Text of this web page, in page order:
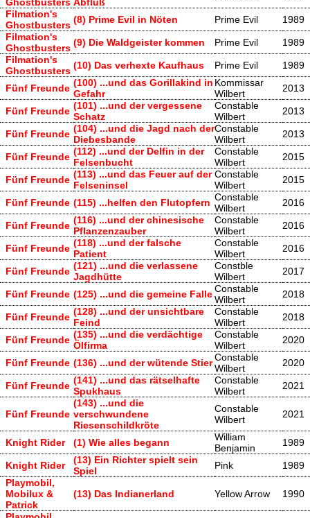
Filmation's
Ghostbusters (8) Prime Evil in Nöten Prime Evil
1989
Filmation's
Ghostbusters (9) Die Waldgeister kommen Prime Evil
1989
Filmation's
Ghostbusters (10) Das verhexte Kaufhaus Prime Evil 1989
Fünf Freunde (100) ...und das Gorillakind in
Gefahr
Kommissar
Wilbert
2013
Fünf Freunde (101) ...und der vergessene
Schatz
Constable
Wilbert
2013
Fünf Freunde (104) ...und die Jagd nach der
Diebesbande
Constable
Wilbert
2013
Fünf Freunde (112) ...und der Delfin in der
Felsenbucht
Constable
Wilbert
2015
Fünf Freunde (113) ...und das Feuer auf der
Felseninsel
Constable
Wilbert
2015
Fünf Freunde (115) ...helfen den Flutopfern Constable
Wilbert
2016
Fünf Freunde (116) ...und der chinesische
Pflanzenzauber
Constable
Wilbert
2016
Fünf Freunde (118) ...und der falsche
Patient
Constable
Wilbert
2016
Fünf Freunde (121) ...und die verlassene
Jagdhütte
Constble
Wilbert
2017
Fünf Freunde (125) ...und die gemeine FalleConstable
Wilbert
2018
Fünf Freunde (128) ...und der unsichtbare
Feind
Constable
Wilbert
2018
Fünf Freunde (135) ...und die verdächtige
Ölfirma
Constable
Wilbert
2020
Fünf Freunde (136) ...und der wütende StierConstable
Wilbert
2020
Fünf Freunde (141) ...und das rätselhafte
Spukhaus
Constable
Wilbert
2021
Fünf Freunde
(143) ...und die
verschwundene
Riesenschildkröte
Constable
Wilbert
2021
Knight Rider (1) Wie alles begann
William
Benjamin
1989
Knight Rider
(13) Ein Richter spielt sein
Spiel
Pink
1989
Playmobil,
Mobilux &
Patrick
(13) Das Indianerland Yellow Arrow 1990